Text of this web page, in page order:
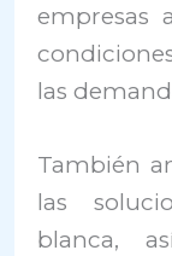
empresas
las
También
las
blanca,